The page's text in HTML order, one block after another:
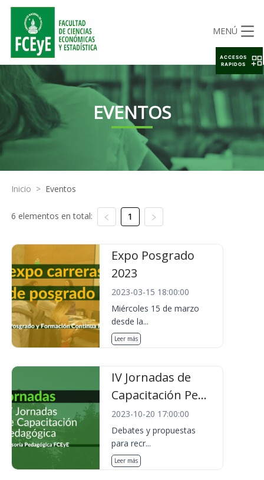
MENÚ
EVENTOS
Inicio > Eventos
6 elementos en total: 1
Expo Posgrado
2023
2023-03-15 18:00:00
Miércoles 15 de marzo
desde la...
Leer más
IV Jornadas de
Capacitación Pe...
2023-10-20 17:00:00
Debates y propuestas
para recr...
Leer más
ACCESOS
RAPIDOS